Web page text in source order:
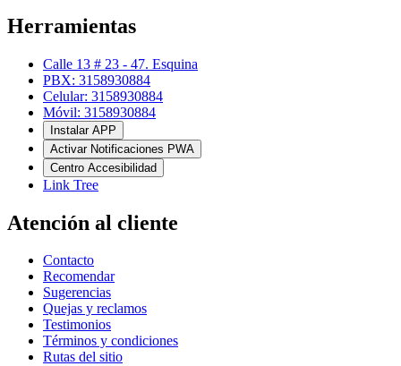
Herramientas
Calle 13 # 23 - 47. Esquina
PBX: 3158930884
Celular: 3158930884
Móvil: 3158930884
Instalar APP
Activar Notificaciones PWA
Centro Accesibilidad
Link Tree
Atención al cliente
Contacto
Recomendar
Sugerencias
Quejas y reclamos
Testimonios
Términos y condiciones
Rutas del sitio